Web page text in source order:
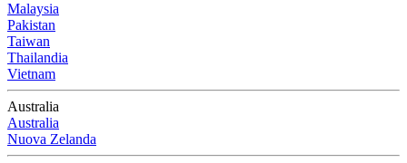
Malaysia
Pakistan
Taiwan
Thailandia
Vietnam
Australia
Australia
Nuova Zelanda